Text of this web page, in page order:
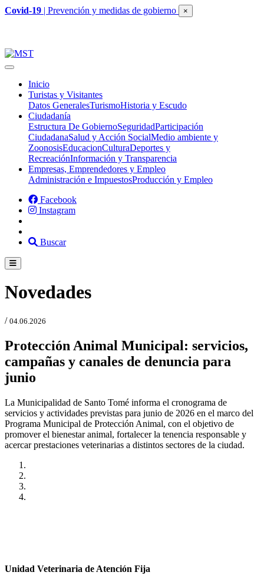
Covid-19 | Prevención y medidas de gobierno ×
Inicio
Turistas y Visitantes
Datos GeneralesTurismoHistoria y Escudo
Ciudadanía
Estructura De GobiernoSeguridadParticipación
CiudadanaSalud y Acción SocialMedio ambiente y
ZoonosisEducacionCulturaDeportes y
RecreaciónInformación y Transparencia
Empresas, Emprendedores y Empleo
Administración e ImpuestosProducción y Empleo
Facebook
Instagram
Buscar
Novedades
/ 04.06.2026
Protección Animal Municipal: servicios,
campañas y canales de denuncia para
junio
La Municipalidad de Santo Tomé informa el cronograma de
servicios y actividades previstas para junio de 2026 en el marco del
Programa Municipal de Protección Animal, con el objetivo de
promover el bienestar animal, fortalecer la tenencia responsable y
acercar prestaciones veterinarias a distintos sectores de la ciudad.
Unidad Veterinaria de Atención Fija